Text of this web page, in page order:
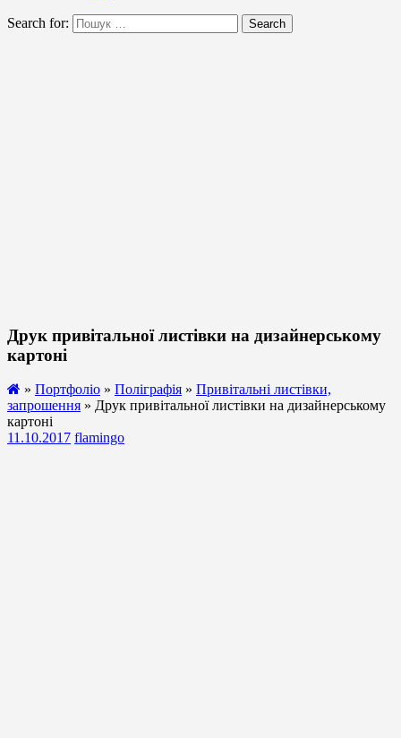
Search for: Search
Друк привітальної листівки на дизайнерському
картоні
» Портфоліо » Поліграфія » Привітальні листівки,
запрошення » Друк привітальної листівки на дизайнерському
картоні
11.10.2017 flamingo